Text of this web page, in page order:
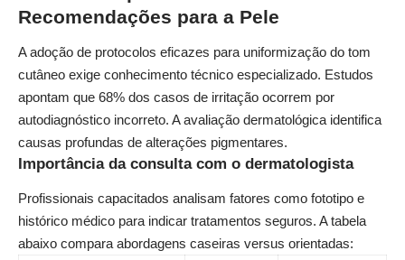
Recomendações para a Pele
A adoção de protocolos eficazes para uniformização do tom
cutâneo exige conhecimento técnico especializado. Estudos
apontam que 68% dos casos de irritação ocorrem por
autodiagnóstico incorreto. A avaliação dermatológica identifica
causas profundas de alterações pigmentares.
Importância da consulta com o dermatologista
Profissionais capacitados analisam fatores como fototipo e
histórico médico para indicar tratamentos seguros. A tabela
abaixo compara abordagens caseiras versus orientadas: